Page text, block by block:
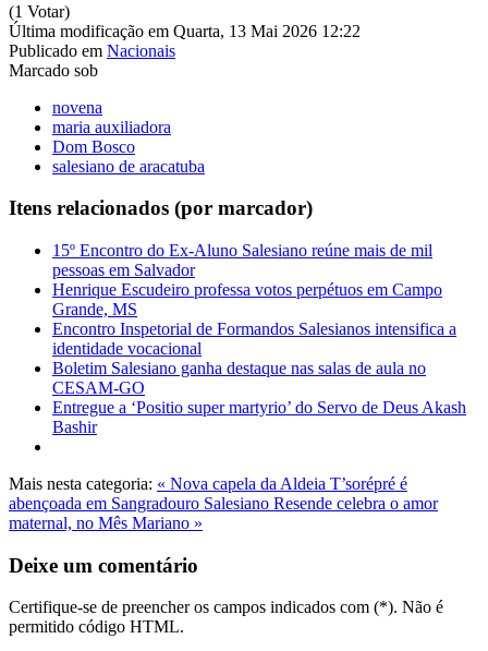
(1 Votar)
Última modificação em Quarta, 13 Mai 2026 12:22
Publicado em Nacionais
Marcado sob
novena
maria auxiliadora
Dom Bosco
salesiano de aracatuba
Itens relacionados (por marcador)
15º Encontro do Ex-Aluno Salesiano reúne mais de mil
pessoas em Salvador
Henrique Escudeiro professa votos perpétuos em Campo
Grande, MS
Encontro Inspetorial de Formandos Salesianos intensifica a
identidade vocacional
Boletim Salesiano ganha destaque nas salas de aula no
CESAM-GO
Entregue a ‘Positio super martyrio’ do Servo de Deus Akash
Bashir
Mais nesta categoria: « Nova capela da Aldeia T’sorépré é
abençoada em Sangradouro Salesiano Resende celebra o amor
maternal, no Mês Mariano »
Deixe um comentário
Certifique-se de preencher os campos indicados com (*). Não é
permitido código HTML.